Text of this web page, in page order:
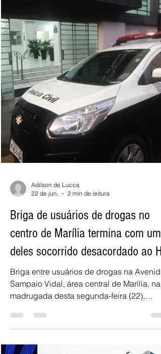
do sistema tributário brasileiro em mais de
três décadas e coloca advogados,
contadores, gestores e consultores diante
de um cenário inédito, ou seja, dominar um
modelo de tributação sobre o consumo
Adilson de Lucca
Briga de usuários de drogas no
centro de Marília termina com um